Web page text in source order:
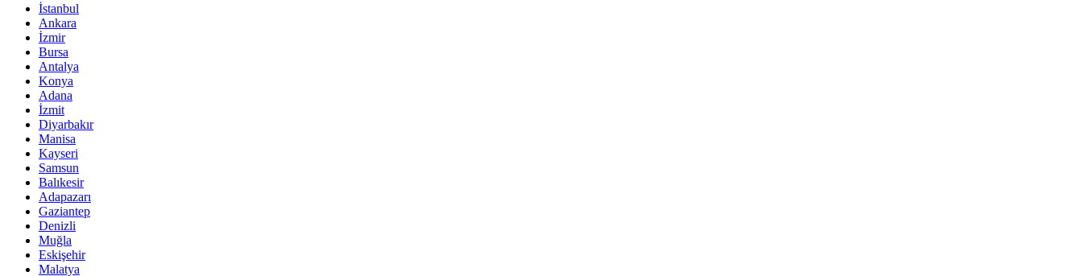
İstanbul
Ankara
İzmir
Bursa
Antalya
Konya
Adana
İzmit
Diyarbakır
Manisa
Kayseri
Samsun
Balıkesir
Adapazarı
Gaziantep
Denizli
Muğla
Eskişehir
Malatya